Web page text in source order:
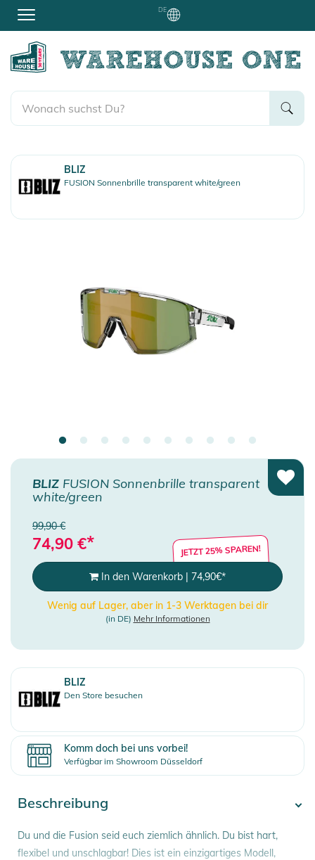
DE
BLIZ
FUSION Sonnenbrille transparent white/green
BLIZ FUSION Sonnenbrille transparent
white/green
99,90 €
74,90 €* JETZT 25% SPAREN!
In den Warenkorb | 74,90€*
Wenig auf Lager, aber in 1-3 Werktagen bei dir
(in DE) Mehr Informationen
BLIZ
Den Store besuchen
Komm doch bei uns vorbei!
Verfügbar im Showroom Düsseldorf
Beschreibung
Du und die Fusion seid euch ziemlich ähnlich. Du bist hart,
flexibel und unschlagbar! Dies ist ein einzigartiges Modell,